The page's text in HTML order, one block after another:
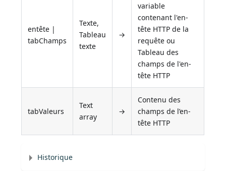
entête |
tabChamps
Texte,
Tableau
texte
→
variable
contenant l'en-
tête HTTP de la
requête ou
Tableau des
champs de l'en-
tête HTTP
tabValeurs
Text
array
→
Contenu des
champs de l’en-
tête HTTP
Historique